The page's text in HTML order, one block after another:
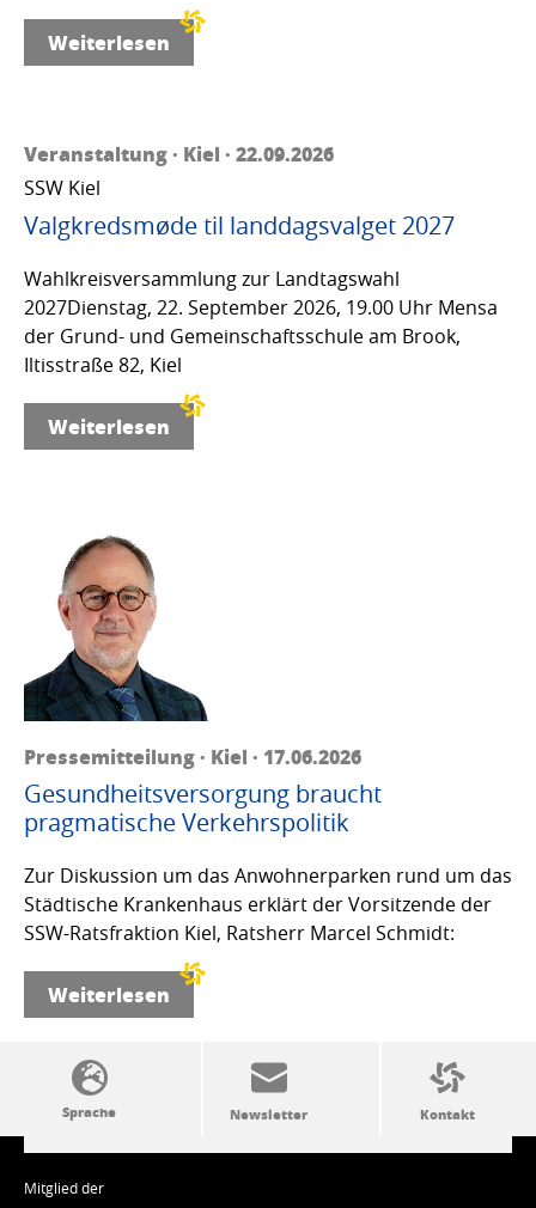
Weiterlesen
Veranstaltung · Kiel · 22.09.2026
SSW Kiel
Valgkredsmøde til landdagsvalget 2027
Wahlkreisversammlung zur Landtagswahl
2027Dienstag, 22. September 2026, 19.00 Uhr Mensa
der Grund- und Gemeinschaftsschule am Brook,
Iltisstraße 82, Kiel
Weiterlesen
Pressemitteilung · Kiel · 17.06.2026
Gesundheitsversorgung braucht
pragmatische Verkehrspolitik
Zur Diskussion um das Anwohnerparken rund um das
Städtische Krankenhaus erklärt der Vorsitzende der
SSW-Ratsfraktion Kiel, Ratsherr Marcel Schmidt:
Weiterlesen
SSW-Politik von A bis Z
Mitglied der